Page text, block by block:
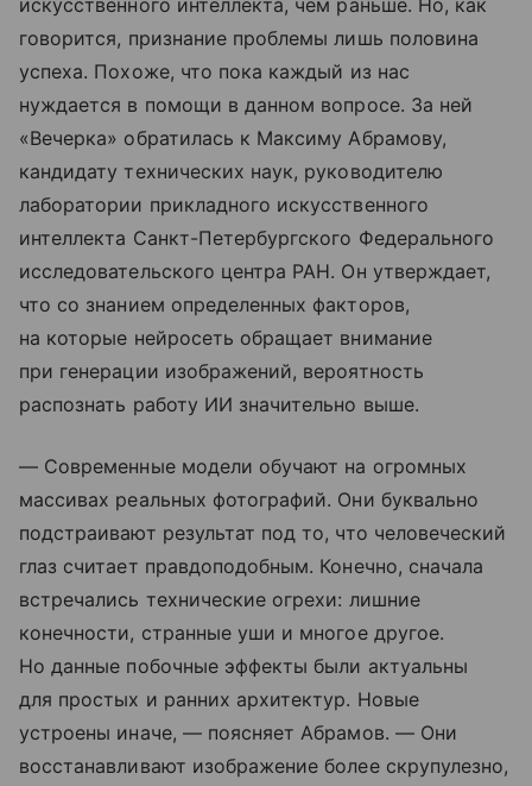
искусственного интеллекта, чем раньше. Но, как
говорится, признание проблемы лишь половина
успеха. Похоже, что пока каждый из нас
нуждается в помощи в данном вопросе. За ней
«Вечерка» обратилась к Максиму Абрамову,
кандидату технических наук, руководителю
лаборатории прикладного искусственного
интеллекта Санкт-Петербургского Федерального
исследовательского центра РАН. Он утверждает,
что со знанием определенных факторов,
на которые нейросеть обращает внимание
при генерации изображений, вероятность
распознать работу ИИ значительно выше.
— Современные модели обучают на огромных
массивах реальных фотографий. Они буквально
подстраивают результат под то, что человеческий
глаз считает правдоподобным. Конечно, сначала
встречались технические огрехи: лишние
конечности, странные уши и многое другое.
Но данные побочные эффекты были актуальны
для простых и ранних архитектур. Новые
устроены иначе, — поясняет Абрамов. — Они
восстанавливают изображение более скрупулезно,